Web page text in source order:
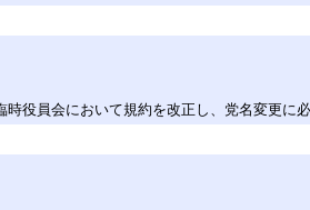
役員会において規約を改正し、党名変更に